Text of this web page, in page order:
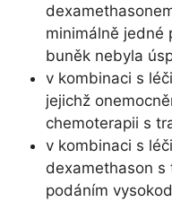
minimálně jedné
buněk nebyla
v kombinaci s
jejichž
chemoterapii s
v kombinaci s
dexamethason
podáním